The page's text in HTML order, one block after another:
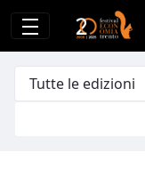
Vita Enrico